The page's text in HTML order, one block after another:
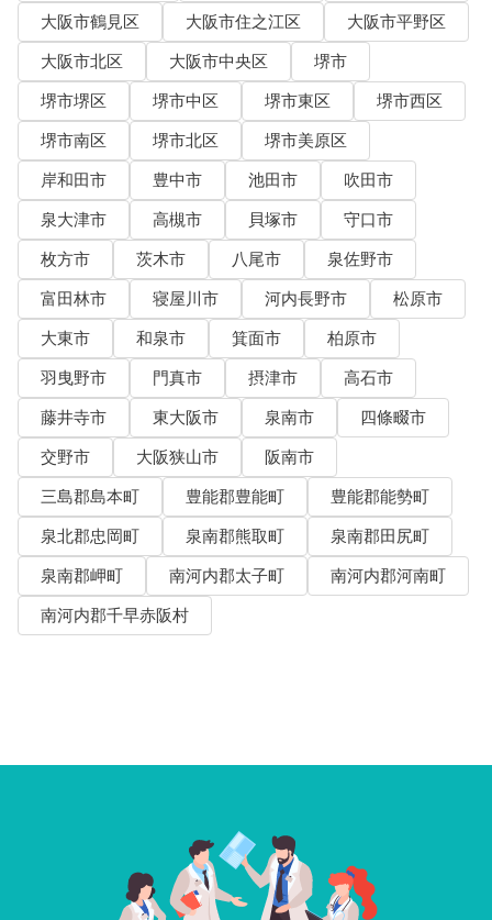
大阪市鶴見区
大阪市住之江区
大阪市平野区
大阪市北区
大阪市中央区
堺市
堺市堺区
堺市中区 堺市東区
堺市西区
堺市南区
堺市北区
堺市美原区
岸和田市
豊中市 池田市
吹田市
泉大津市
高槻市 貝塚市
守口市
枚方市
茨木市 八尾市
泉佐野市
富田林市
寝屋川市 河内長野市
松原市
大東市
和泉市 箕面市
柏原市
羽曳野市
門真市 摂津市
高石市
藤井寺市
東大阪市 泉南市
四條畷市
交野市
大阪狭山市
阪南市
三島郡島本町
豊能郡豊能町
豊能郡能勢町
泉北郡忠岡町
泉南郡熊取町
泉南郡田尻町
泉南郡岬町
南河内郡太子町
南河内郡河南町
南河内郡千早赤阪村